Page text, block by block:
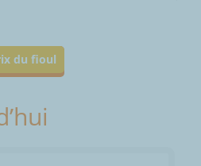
du fioul